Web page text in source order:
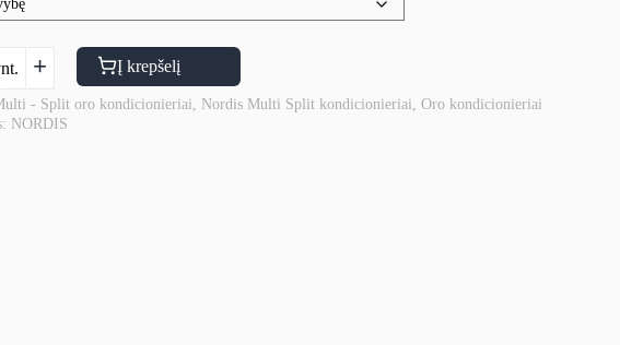
+ Į krepšelį
- Split oro kondicionieriai, Nordis Multi Split kondicionieriai, Oro kondicionieriai
NORDIS